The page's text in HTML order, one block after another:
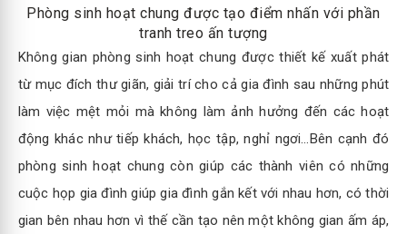
Phòng sinh hoạt chung được tạo điểm nhấn với phần
tranh treo ấn tượng
Không gian phòng sinh hoạt chung được thiết kế xuất phát
từ mục đích thư giãn, giải trí cho cả gia đình sau những phút
làm việc mệt mỏi mà không làm ảnh hưởng đến các hoạt
động khác như tiếp khách, học tập, nghỉ ngơi…Bên cạnh đó
phòng sinh hoạt chung còn giúp các thành viên có những
cuộc họp gia đình giúp gia đình gắn kết với nhau hơn, có thời
gian bên nhau hơn vì thế cần tạo nên một không gian ấm áp,